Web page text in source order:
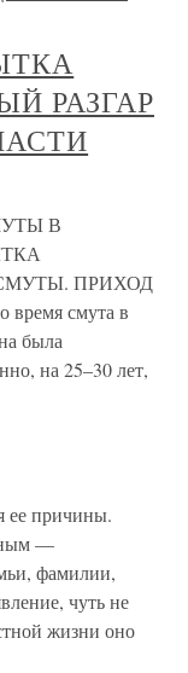
РАЗГАР
В
ПРИХОД
смута в
была
на 25–30 лет,
ее причины.
—
фамилии,
чуть не
жизни оно